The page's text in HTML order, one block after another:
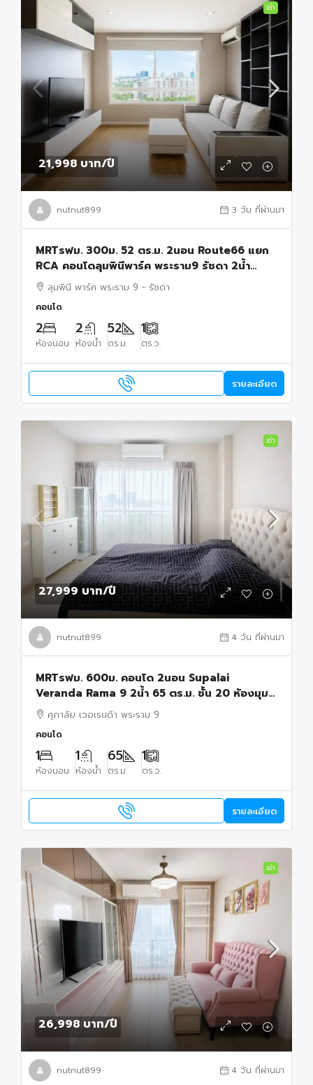
เช่า
21,998 บาท/ปี
nutnut899 3 วัน ที่ผ่านมา
MRTรฟม. 300ม. 52 ตร.ม. 2นอน Route66 แยก
RCA คอนโดลุมพินีพาร์ค พระราม9 รัชดา 2น้ำ
อาคาร A ชั้น 20 วิวทิศตะวันออก เฟอร์ฯ รพ.ปิยะ
เวท 500 ม.
ลุมพินี พาร์ค พระราม 9 - รัชดา
คอนโด
2
ห้องนอน
2
ห้องน้ำ
52
ตร.ม.
1
ตร.ว.
รายละเอียด
เช่า
27,999 บาท/ปี
nutnut899 4 วัน ที่ผ่านมา
MRTรฟม. 600ม. คอนโด 2นอน Supalai
Veranda Rama 9 2น้ำ 65 ตร.ม. ชั้น 20 ห้องมุม
.วิวเมืองสวย พร้อมเฟอร์ฯ
ศุภาลัย เวอเรนด้า พระราม 9
คอนโด
1
ห้องนอน
1
ห้องน้ำ
65
ตร.ม.
1
ตร.ว.
รายละเอียด
เช่า
26,998 บาท/ปี
nutnut899 4 วัน ที่ผ่านมา